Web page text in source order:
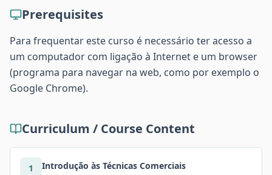
Prerequisites
Para frequentar este curso é necessário ter acesso a
um computador com ligação à Internet e um browser
(programa para navegar na web, como por exemplo o
Google Chrome).
Curriculum / Course Content
1 Introdução às Técnicas Comerciais